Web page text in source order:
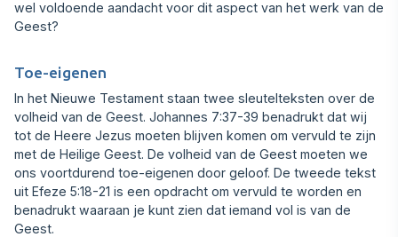
wel voldoende aan‍dacht voor dit aspect van het werk van de
Geest?
Toe-eigenen
In het Nieuwe Testament staan twee sleutelteksten over de
volheid van de Geest. Johannes 7:37-39 benadrukt dat wij
tot de Heere Jezus moeten blijven komen om vervuld te zijn
met de Heilige Geest. De volheid van de Geest moeten we
ons voortdurend toe-eigenen door geloof. De tweede tekst
uit Efeze 5:18-21 is een opdracht om vervuld te worden en
benadrukt waaraan je kunt zien dat iemand vol is van de
Geest.